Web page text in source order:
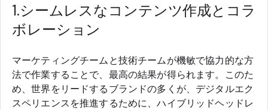
1.シームレスなコンテンツ作成とコラ
ボレーション
マーケティングチームと技術チームが機敏で協力的な方
法で作業することで、最高の結果が得られます。このた
め、世界をリードするブランドの多くが、デジタルエク
スペリエンスを推進するために、ハイブリッドヘッドレ